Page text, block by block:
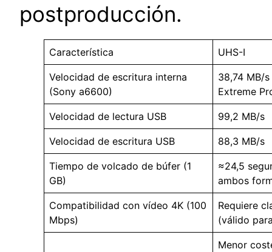
postproducción.
Característica UHS-I
Velocidad de escritura interna
(Sony a6600)
38,74 MB/
Extreme
Velocidad de lectura USB 99,2 MB/s
Velocidad de escritura USB 88,3 MB/s
Tiempo de volcado de búfer (1
GB)
≈24,5
ambos
Compatibilidad con vídeo 4K (100
Mbps)
Requiere
(válido
Menor